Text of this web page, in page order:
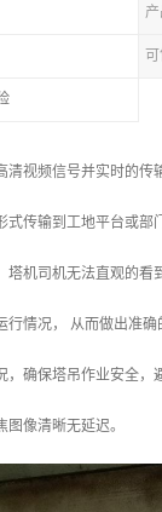
视频信号并实时的
传输到工地平台或部
机司机无法直观的
情况， 从而做出准确
确保塔吊作业安全
像清晰无延迟。